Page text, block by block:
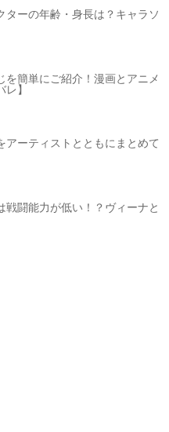
ターの年齢・身長は？キャラソ
を簡単にご紹介！漫画とアニメ
】
アーティストとともにまとめて
戦闘能力が低い！？ヴィーナと